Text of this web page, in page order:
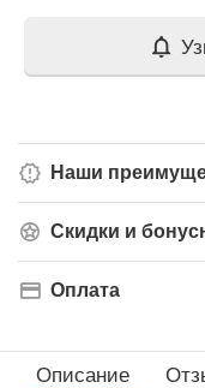
Наши
Скидки и
Оплата
Описание